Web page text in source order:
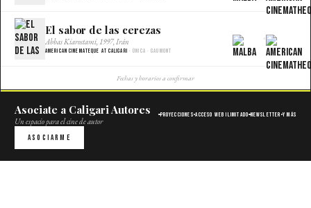
El sabor de las cerezas
Abbas Kiarostami, 1997, Irán
American Cinemateque at Caligari · Única · Gaumont
×
Fechas y horarios a confirmar
Asociate a Caligari Autores
Un espacio para el cine de autor
Proyecciones Acceso web ilimitado Newsletter Y más
Asociarme